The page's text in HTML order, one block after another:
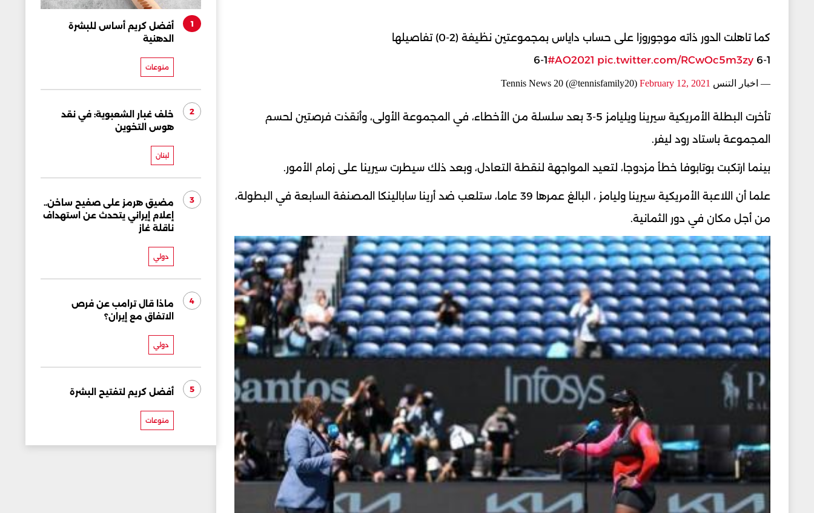
كما تاهلت الدور ذاته موجوروزا على حساب داياس بمجموعتين نظيفة (2-0) تفاصيلها
6-1 6-1
#AO2021 pic.twitter.com/RCwOc5m3zy
— اخبار التنس Tennis News 20 (@tennisfamily20) February 12, 2021
تأخرت البطلة الأمريكية سيرينا ويليامز 5-3 بعد سلسلة من الأخطاء، في المجموعة الأولى، وأنقذت فرصتين لحسم
المجموعة باستاد رود ليفر.
بينما ارتكبت بوتابوفا خطأ مزدوجا، لتعيد المواجهة لنقطة التعادل، وبعد ذلك سيطرت سيرينا على زمام الأمور.
علما أن اللاعبة الأمريكية سيرينا وليامز ، البالغ عمرها 39 عاما، ستلعب ضد أرينا سابالينكا المصنفة السابعة في البطولة،
من أجل مكان في دور الثمانية.
1
أفضل كريم أساس للبشرة
الدهنية
منوعات
2
خلف غبار الشعبوية: في نقد
هوس التخوين
لبنان
3
مضيق هرمز على صفيح ساخن..
إعلام إيراني يتحدث عن استهداف
ناقلة غاز
دولي
4
ماذا قال ترامب عن فرص
الاتفاق مع إيران؟
دولي
5 أفضل كريم لتفتيح البشرة
منوعات